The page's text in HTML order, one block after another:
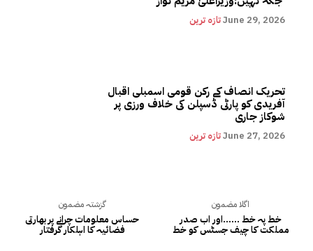
تازہ ترینJune 29, 2026
تحریک انصاف کے رکن قومی اسمبلی اقبال
آفریدی کو پارٹی ڈسپلن کی خلاف ورزی پر
شوکاز جاری
تازہ ترینJune 27, 2026
گزشتہ مضمون
حساس معلومات چرانے پر بھارتی
فضائیہ کا اہلکار گرفتار
اگلا مضمون
خط پہ خط ……اور اب صدر
مملکت کا چیف جسٹس کو خط